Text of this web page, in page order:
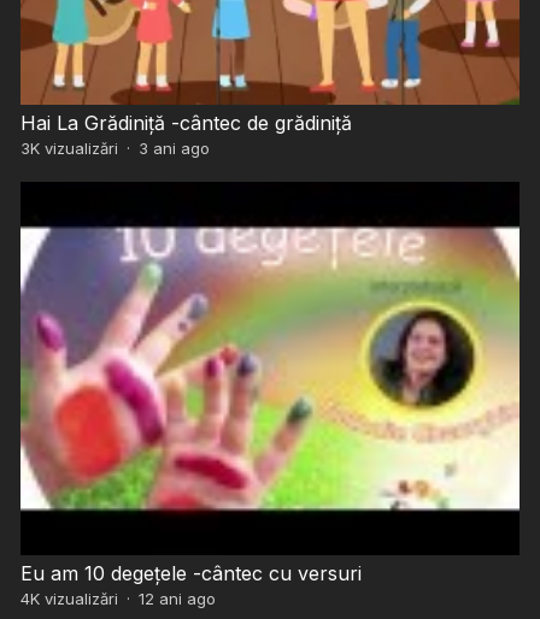
Hai La Grădiniță -cântec de grădiniță
3Kvizualizări · 3 ani ago
Eu am 10 degețele -cântec cu versuri
4Kvizualizări · 12 ani ago